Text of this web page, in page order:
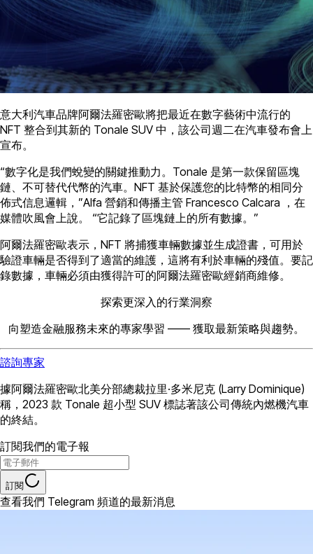
意大利汽車品牌阿爾法羅密歐將把最近在數字藝術中流行的
NFT 整合到其新的 Tonale SUV 中，該公司週二在汽車發布會上
宣布。
“數字化是我們蛻變的關鍵推動力。Tonale 是第一款保留區塊
鏈、不可替代代幣的汽車。NFT 基於保護您的比特幣的相同分
佈式信息邏輯，”Alfa 營銷和傳播主管 Francesco Calcara ，在
媒體吹風會上說。 “它記錄了區塊鏈上的所有數據。”
阿爾法羅密歐表示，NFT 將捕獲車輛數據並生成證書，可用於
驗證車輛是否得到了適當的維護，這將有利於車輛的殘值。要記
錄數據，車輛必須由獲得許可的阿爾法羅密歐經銷商維修。
探索更深入的行業洞察
向塑造金融服務未來的專家學習 —— 獲取最新策略與趨勢。
諮詢專家
據阿爾法羅密歐北美分部總裁拉里·多米尼克 (Larry Dominique)
稱，2023 款 Tonale 超小型 SUV 標誌著該公司傳統內燃機汽車
的終結。
訂閱我們的電子報
訂閱
查看我們 Telegram 頻道的最新消息